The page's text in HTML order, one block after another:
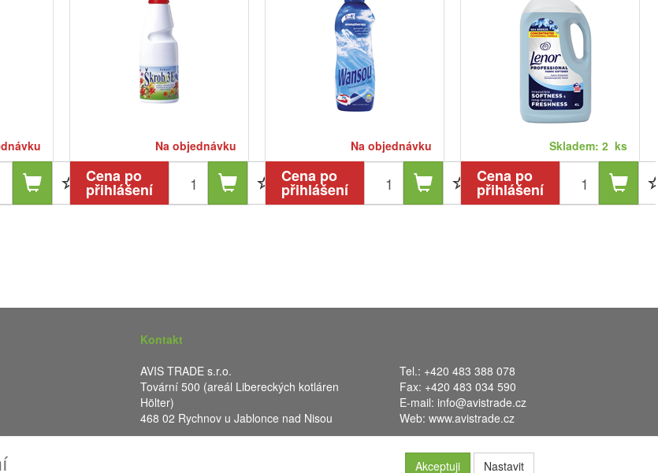
Na objednávku
Cena po
přihlášení
Na objednávku
Cena po
přihlášení
Skladem: 2 ks
Cena po
přihlášení
Kontakt
AVIS TRADE s.r.o.
Tovární 500 (areál Libereckých kotláren
Hölter)
468 02 Rychnov u Jablonce nad Nisou
Tel.: +420 483 388 078
Fax: +420 483 034 590
E-mail: info@avistrade.cz
Web: www.avistrade.cz
Akceptuji Nastavit